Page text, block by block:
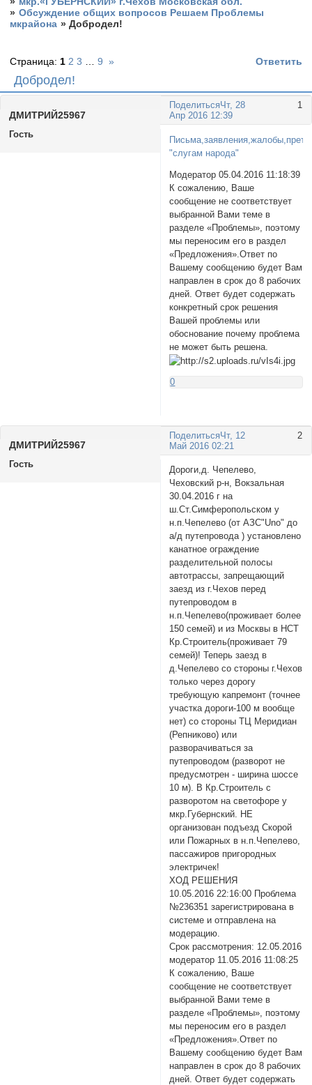
» Обсуждение общих вопросов Решаем Проблемы
мкрайона »Добродел!
Добродел!
Страница: 1 2 3 9 » Ответить
Поделиться 1
Чт, 28
Апр 2016 12:39
ДМИTPИЙ25967
Гость
"слугам народа"
Модератор 05.04.2016 11:18:39
К сожалению, Ваше
сообщение не соответствует
выбранной Вами теме в
разделе «Проблемы», поэтому
мы переносим его в раздел
«Предложения».Ответ по
Вашему сообщению будет Вам
направлен в срок до 8 рабочих
дней. Ответ будет содержать
конкретный срок решения
Вашей проблемы или
обоснование почему проблема
не может быть решена.
0
Поделиться 2
Чт, 12
Май 2016 02:21
ДМИTPИЙ25967
Гость
Дороги,д. Чепелево,
Чеховский р-н, Вокзальная
30.04.2016 г на
ш.Ст.Симферопольском у
н.п.Чепелево (от АЗС"Uno" до
а/д путепровода ) установлено
канатное ограждение
разделительной полосы
автотрассы, запрещающий
заезд из г.Чехов перед
путепроводом в
н.п.Чепелево(проживает более
150 семей) и из Москвы в НСТ
Кр.Строитель(проживает 79
семей)! Теперь заезд в
д.Чепелево со стороны г.Чехов
только через дорогу
требующую капремонт (точнее
участка дороги-100 м вообще
нет) со стороны ТЦ Меридиан
(Репниково) или
разворачиваться за
путепроводом (разворот не
предусмотрен - ширина шоссе
10 м). В Кр.Строитель с
разворотом на светофоре у
мкр.Губернский. НЕ
организован подъезд Скорой
или Пожарных в н.п.Чепелево,
пассажиров пригородных
электричек!
ХОД РЕШЕНИЯ
10.05.2016 22:16:00 Проблема
№236351 зарегистрирована в
системе и отправлена на
модерацию.
Срок рассмотрения: 12.05.2016
модератор 11.05.2016 11:08:25
К сожалению, Ваше
сообщение не соответствует
выбранной Вами теме в
разделе «Проблемы», поэтому
мы переносим его в раздел
«Предложения».Ответ по
Вашему сообщению будет Вам
направлен в срок до 8 рабочих
дней. Ответ будет содержать